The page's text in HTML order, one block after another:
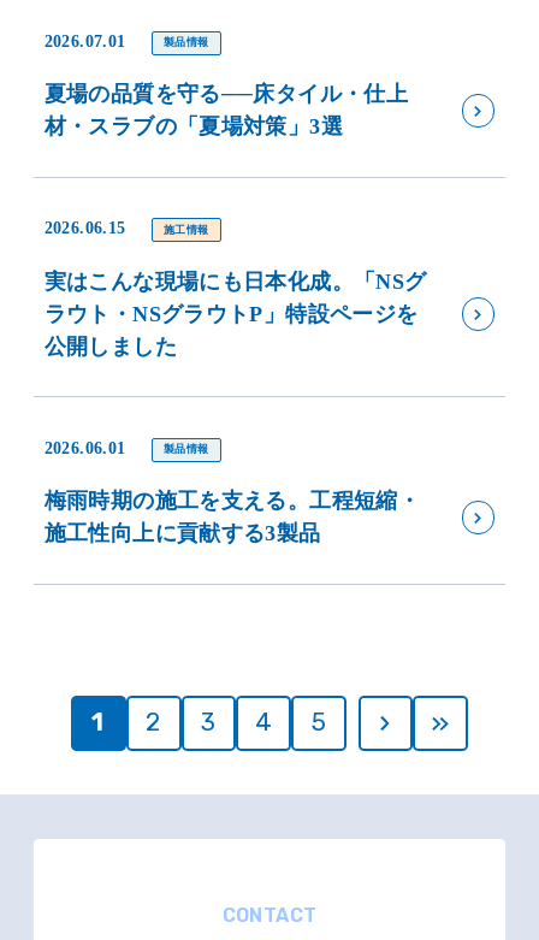
2026.07.01 製品情報
夏場の品質を守る──床タイル・仕上
材・スラブの「夏場対策」3選
2026.06.15 施工情報
実はこんな現場にも日本化成。「NSグ
ラウト・NSグラウトP」特設ページを
公開しました
2026.06.01 製品情報
梅雨時期の施工を支える。工程短縮・
施工性向上に貢献する3製品
1 2 3 4 5
CONTACT